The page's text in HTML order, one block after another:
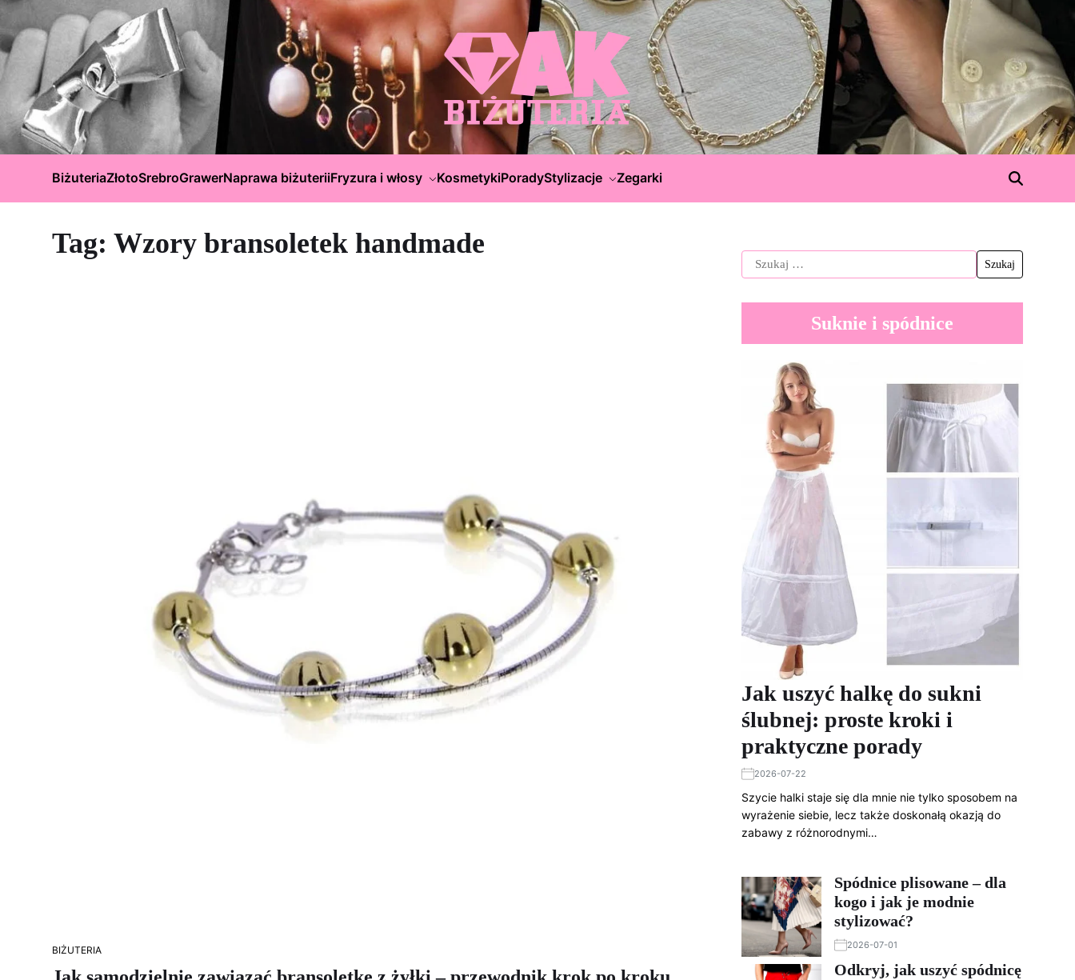
BiżuteriaZłotoSrebroGrawerNaprawa biżuteriiFryzura i włosy KosmetykiPoradyStylizacje Zegarki
Tag: Wzory bransoletek handmade
BIŻUTERIA
Suknie i spódnice
Jak uszyć halkę do sukni
ślubnej: proste kroki i
praktyczne porady
2026-07-22
Szycie halki staje się dla mnie nie tylko sposobem na
wyrażenie siebie, lecz także doskonałą okazją do
zabawy z różnorodnymi…
Spódnice plisowane – dla
kogo i jak je modnie
stylizować?
2026-07-01
Odkryj, jak uszyć spódnicę